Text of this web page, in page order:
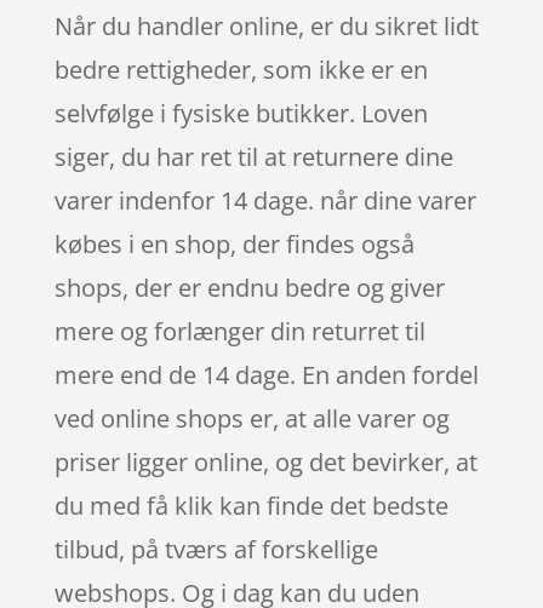
Når du handler online, er du sikret lidt
bedre rettigheder, som ikke er en
selvfølge i fysiske butikker. Loven
siger, du har ret til at returnere dine
varer indenfor 14 dage. når dine varer
købes i en shop, der findes også
shops, der er endnu bedre og giver
mere og forlænger din returret til
mere end de 14 dage. En anden fordel
ved online shops er, at alle varer og
priser ligger online, og det bevirker, at
du med få klik kan finde det bedste
tilbud, på tværs af forskellige
webshops. Og i dag kan du uden